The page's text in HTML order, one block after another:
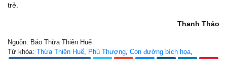
trẻ.
Thanh Thảo
Nguồn: Báo Thừa Thiên Huế
Từ khóa: Thừa Thiên Huế Phú Thượng Con đường bích họa